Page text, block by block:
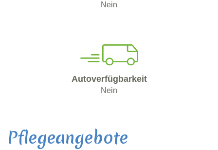
Nein
Autoverfügbarkeit
Nein
Pflegeangebote